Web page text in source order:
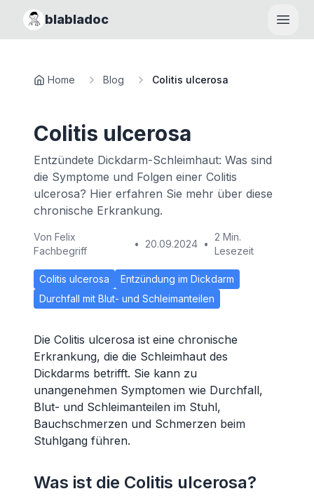
blabladoc
Home Blog Colitis ulcerosa
Colitis ulcerosa
Entzündete Dickdarm-Schleimhaut: Was sind
die Symptome und Folgen einer Colitis
ulcerosa? Hier erfahren Sie mehr über diese
chronische Erkrankung.
Von Felix
Fachbegriff
• 20.09.2024 •
2 Min.
Lesezeit
Colitis ulcerosa
Entzündung im Dickdarm
Durchfall mit Blut- und Schleimanteilen
Die Colitis ulcerosa ist eine chronische
Erkrankung, die die Schleimhaut des
Dickdarms betrifft. Sie kann zu
unangenehmen Symptomen wie Durchfall,
Blut- und Schleimanteilen im Stuhl,
Bauchschmerzen und Schmerzen beim
Stuhlgang führen.
Was ist die Colitis ulcerosa?